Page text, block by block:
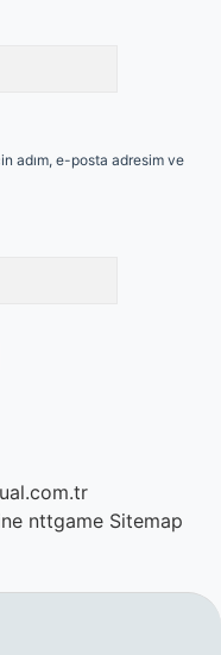
adım, e-posta adresim ve
nttgame Sitemap